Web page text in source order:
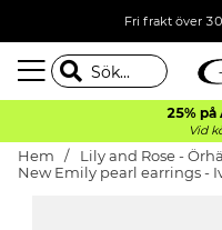
Fri frakt över
25% på
Vid
Hem
Lily and Rose -
New Emily pearl earrings -